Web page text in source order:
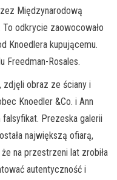
Międzynarodową
odkrycie zaowocowało
Knoedlera kupującemu.
Freedman-Rosales.
zdjęli obraz ze ściany i
Knoedler &Co. i Ann
falsyfikat. Prezeska galerii
największą ofiarą,
na przestrzeni lat zrobiła
autentyczność i